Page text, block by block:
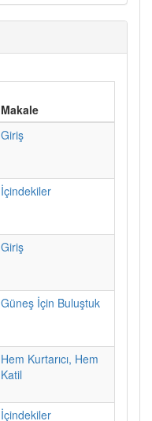
Makale
Giriş
İçindekiler
Giriş
Güneş İçin Buluştuk
Hem Kurtarıcı, Hem
Katil
İçindekiler